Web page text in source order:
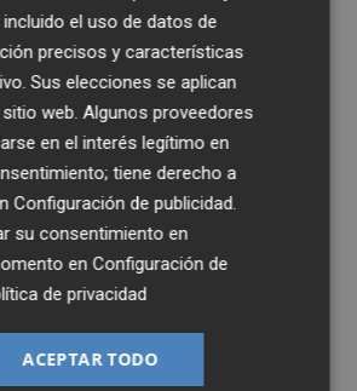
de"SEXO fuerte"
hombres y
"SEXO débil"
mujeres. Se montó tal
se comprometió a
versión digital.
desde hace trescientos
está viva y que se
aquellas palabras
son reflejo de la sociedad
hablantes. Imagino que
el uso de datos de
precisos y características
Sus elecciones se aplican
web. Algunos proveedores
en el interés legítimo en
tiene derecho a
Configuración de publicidad
su consentimiento en
enConfiguración de
de privacidad
ACEPTAR TODO